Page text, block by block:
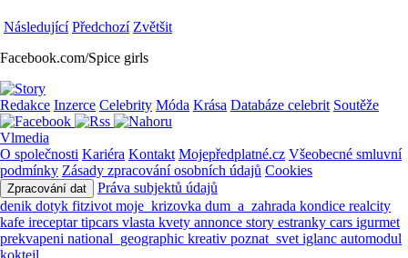
Následující Předchozí Zvětšit
Facebook.com/Spice girls
Redakce Inzerce Celebrity Móda Krása Databáze celebrit Soutěže
Vlmedia
O společnosti Kariéra Kontakt Mojepředplatné.cz Všeobecné smluvní
podmínky Zásady zpracování osobních údajů Cookies
Zpracování dat
Práva subjektů údajů
denik dotyk fitzivot moje_krizovka dum_a_zahrada kondice realcity
kafe ireceptartipcars vlasta kvety annonce story estranky cars igurmet
prekvapeni national_geographic kreativ poznat_svet iglanc automodul
koktejl